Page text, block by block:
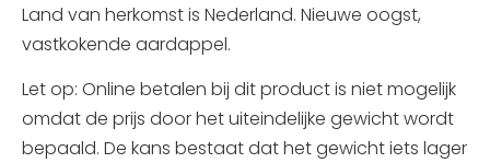
Land van herkomst is Nederland. Nieuwe oogst,
vastkokende aardappel.
Let op: Online betalen bij dit product is niet mogelijk
omdat de prijs door het uiteindelijke gewicht wordt
bepaald. De kans bestaat dat het gewicht iets lager